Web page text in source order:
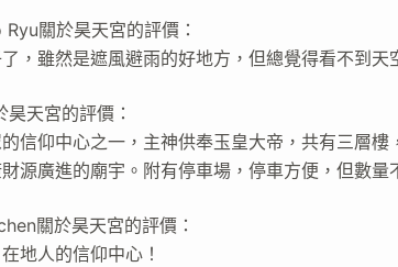
關於昊天宮的評價：
，雖然是遮風避雨的好地方，但總覺得看不到天
天宮的評價：
信仰中心之一，主神供奉玉皇大帝，共有三層
源廣進的廟宇。附有停車場，停車方便，但數
關於昊天宮的評價：
地人的信仰中心！